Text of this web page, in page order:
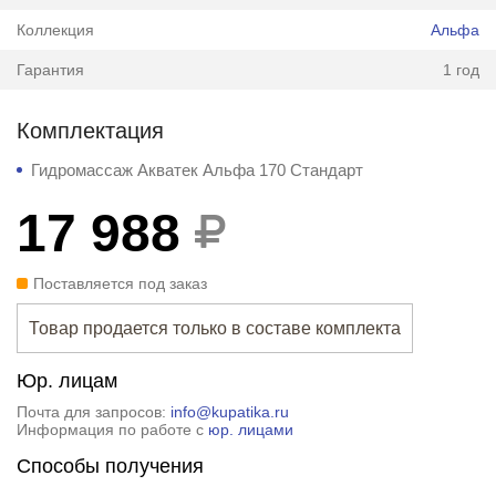
Коллекция Альфа
Гарантия 1 год
Комплектация
Гидромассаж Акватек Альфа 170 Стандарт
17 988
Поставляется под заказ
Товар продается только в составе комплекта
Юр. лицам
Почта для запросов: info@kupatika.ru
Информация по работе с юр. лицами
Способы получения